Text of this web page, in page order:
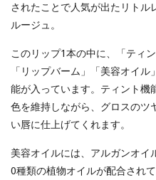
されたことで人気が出たリトル
ルージュ。
このリップ1本の中に、「ティ
「リップバーム」「美容オイ
能が入っています。ティント機
色を維持しながら、グロスのツ
い唇に仕上げてくれます。
美容オイルには、アルガンオイ
0種類の植物オイルが配合され